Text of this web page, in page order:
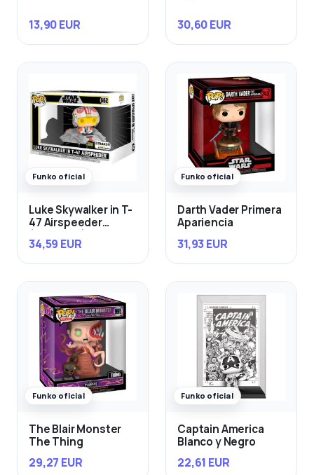
13,90 EUR 30,60 EUR
Funko oficial
Luke Skywalker in T-
47 Airspeeder
34,59 EUR
Funko oficial
Darth Vader Primera
Apariencia
31,93 EUR
Funko oficial
The Blair Monster
The Thing
29,27 EUR
Funko oficial
Captain America
Blanco y Negro
22,61 EUR